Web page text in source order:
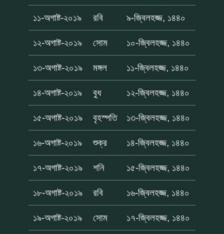
১১-অগাষ্ট-২০১৯ রবি ৯-জ্বিলহজ্জ, ১৪৪০
১২-অগাষ্ট-২০১৯ সোম ১০-জ্বিলহজ্জ, ১৪৪০
১৩-অগাষ্ট-২০১৯ মঙ্গল ১১-জ্বিলহজ্জ, ১৪৪০
১৪-অগাষ্ট-২০১৯ বুধ ১২-জ্বিলহজ্জ, ১৪৪০
১৫-অগাষ্ট-২০১৯ বৃহস্পতি ১৩-জ্বিলহজ্জ, ১৪৪০
১৬-অগাষ্ট-২০১৯ শুক্র ১৪-জ্বিলহজ্জ, ১৪৪০
১৭-অগাষ্ট-২০১৯ শনি ১৫-জ্বিলহজ্জ, ১৪৪০
১৮-অগাষ্ট-২০১৯ রবি ১৬-জ্বিলহজ্জ, ১৪৪০
১৯-অগাষ্ট-২০১৯ সোম ১৭-জ্বিলহজ্জ, ১৪৪০